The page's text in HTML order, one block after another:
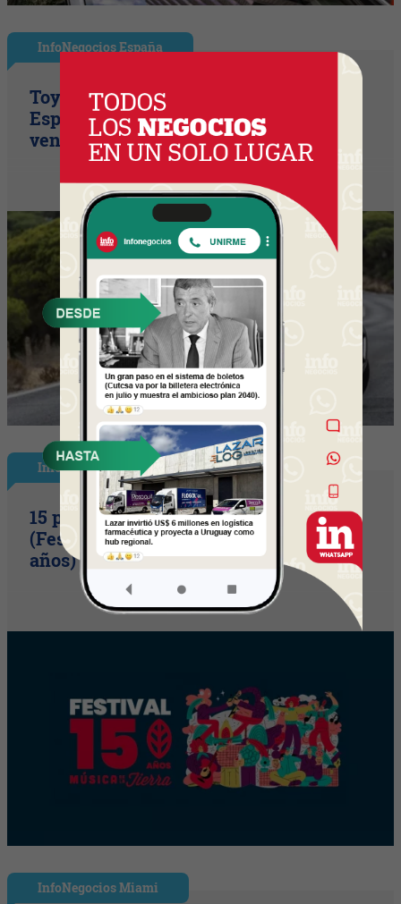
InfoNegocios España
Toyota consolida su liderazgo en
España en julio tras hacer crecer sus
ventas un 10% en 2026
InfoShow
15 primaveras tienes que cumplir
(Festival Música de la Tierra celebra 15
años)
InfoNegocios Miami